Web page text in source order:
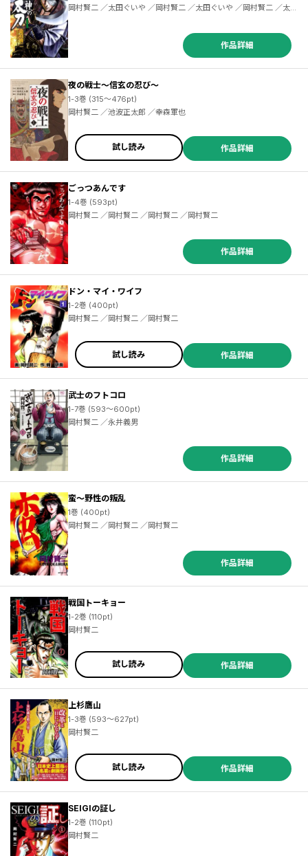
岡村賢二 ／太田ぐいや ／岡村賢二 ／太田ぐいや ／岡村賢二 ／太田
ぐいや
作品詳細
夜の戦士～信玄の忍び～
1-3巻 (315～476pt)
岡村賢二 ／池波正太郎 ／幸森軍也
試し読み 作品詳細
ごっつあんです
1-4巻 (593pt)
岡村賢二 ／岡村賢二 ／岡村賢二 ／岡村賢二
作品詳細
ドン・マイ・ワイフ
1-2巻 (400pt)
岡村賢二 ／岡村賢二 ／岡村賢二
試し読み 作品詳細
武士のフトコロ
1-7巻 (593～600pt)
岡村賢二 ／永井義男
作品詳細
蛮～野性の叛乱
1巻 (400pt)
岡村賢二 ／岡村賢二 ／岡村賢二
作品詳細
戦国トーキョー
1-2巻 (110pt)
岡村賢二
試し読み 作品詳細
上杉鷹山
1-3巻 (593～627pt)
岡村賢二
試し読み 作品詳細
SEIGIの証し
1-2巻 (110pt)
岡村賢二